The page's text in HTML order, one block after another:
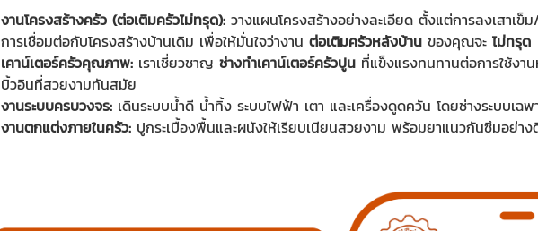
งานโครงสร้างครัว (ต่อเติมครัวไม่ทรุด): วางแผนโครงสร้างอย่างละเอียด ตั้งแต่การลงเสาเข็
การเชื่อมต่อกับโครงสร้างบ้านเดิม เพื่อให้มั่นใจว่างาน ต่อเติมครัวหลังบ้าน ของคุณจะ ไม่ทรุด
เคาน์เตอร์ครัวคุณภาพ: เราเชี่ยวชาญ ช่างทำเคาน์เตอร์ครัวปูน ที่แข็งแรงทนทานต่อการใช้งา
บิ้วอินที่สวยงามทันสมัย
งานระบบครบวงจร: เดินระบบน้ำดี น้ำทิ้ง ระบบไฟฟ้า เตา และเครื่องดูดควัน โดยช่างระบบเฉพ
งานตกแต่งภายในครัว: ปูกระเบื้องพื้นและผนังให้เรียบเนียนสวยงาม พร้อมยาแนวกันซึมอย่าง